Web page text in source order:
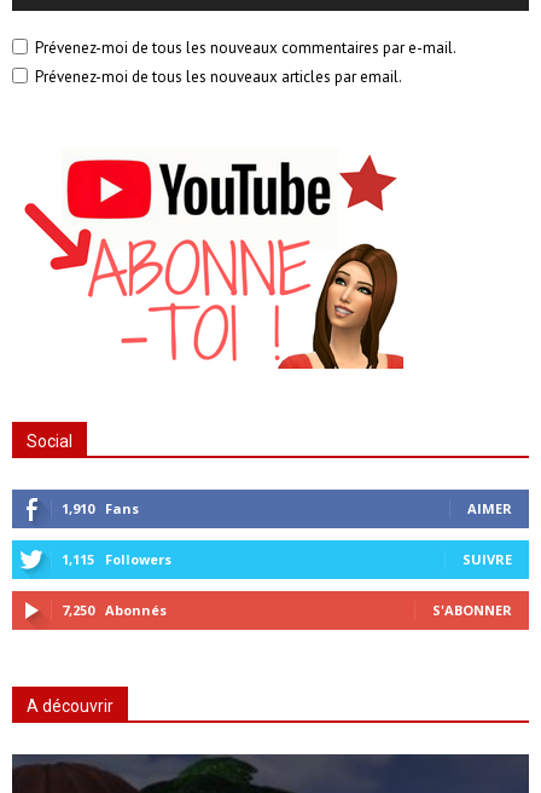
Prévenez-moi de tous les nouveaux commentaires par e-mail.
Prévenez-moi de tous les nouveaux articles par email.
Social
1,910 Fans AIMER
1,115 Followers SUIVRE
7,250 Abonnés S'ABONNER
A découvrir